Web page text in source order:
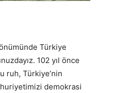
Türkiye
102 yıl önce
ruh, Türkiye’nin
demokrasi